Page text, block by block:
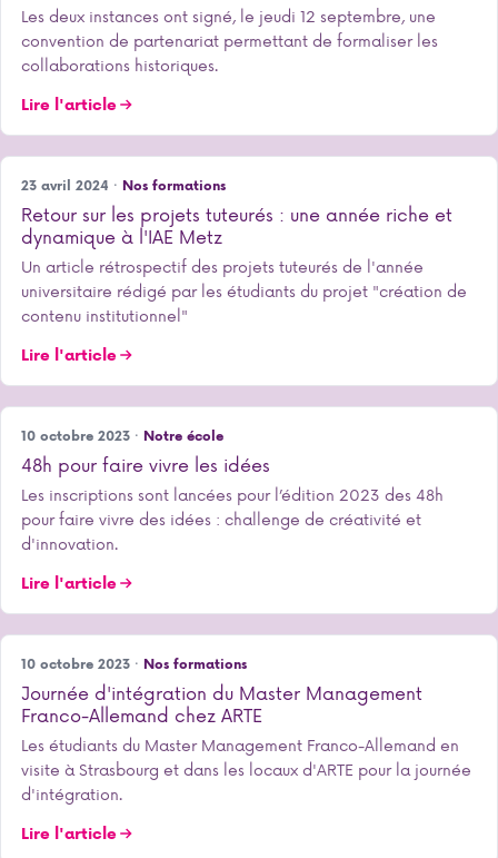
Les deux instances ont signé, le jeudi 12 septembre, une
convention de partenariat permettant de formaliser les
collaborations historiques.
Lire l'article
23 avril 2024 · Nos formations
Retour sur les projets tuteurés : une année riche et
dynamique à l'IAE Metz
Un article rétrospectif des projets tuteurés de l'année
universitaire rédigé par les étudiants du projet "création de
contenu institutionnel"
Lire l'article
10 octobre 2023 · Notre école
48h pour faire vivre les idées
Les inscriptions sont lancées pour l’édition 2023 des 48h
pour faire vivre des idées : challenge de créativité et
d'innovation.
Lire l'article
10 octobre 2023 · Nos formations
Journée d'intégration du Master Management
Franco-Allemand chez ARTE
Les étudiants du Master Management Franco-Allemand en
visite à Strasbourg et dans les locaux d'ARTE pour la journée
d'intégration.
Lire l'article